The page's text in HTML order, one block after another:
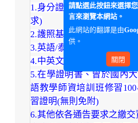
1.身分證/(電子)戶籍謄本
求)
2.護照基本資料頁影本
3.英語/泰語能力證明影本(
4.中英文版歷年成績單
5.在學證明書、曾於國內
語教學師資培訓班修習
習證明(無則免附)
6.其他依各通告要求之繳
請點選此按鈕來選擇
言來瀏覽本網站。
此網站的翻譯是由
供。
關閉